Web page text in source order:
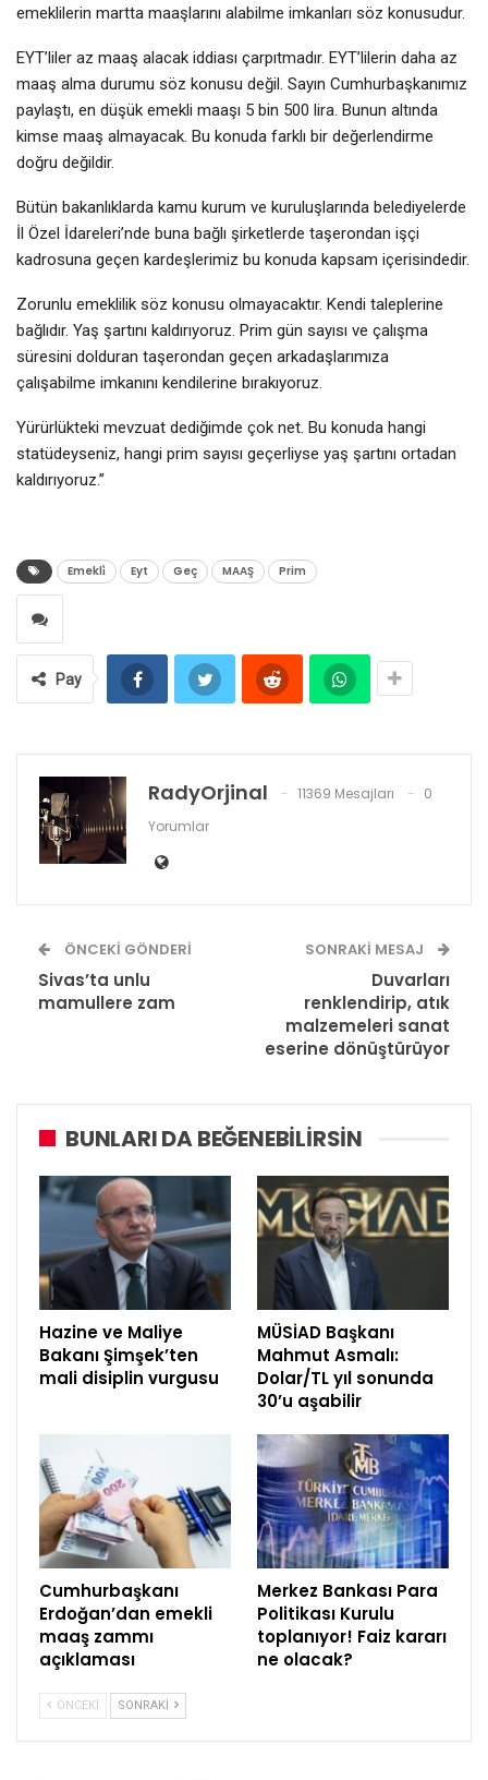
emeklilerin martta maaşlarını alabilme imkanları söz konusudur.
EYT’liler az maaş alacak iddiası çarpıtmadır. EYT’lilerin daha az
maaş alma durumu söz konusu değil. Sayın Cumhurbaşkanımız
paylaştı, en düşük emekli maaşı 5 bin 500 lira. Bunun altında
kimse maaş almayacak. Bu konuda farklı bir değerlendirme
doğru değildir.
Bütün bakanlıklarda kamu kurum ve kuruluşlarında belediyelerde
İl Özel İdareleri’nde buna bağlı şirketlerde taşerondan işçi
kadrosuna geçen kardeşlerimiz bu konuda kapsam içerisindedir.
Zorunlu emeklilik söz konusu olmayacaktır. Kendi taleplerine
bağlıdır. Yaş şartını kaldırıyoruz. Prim gün sayısı ve çalışma
süresini dolduran taşerondan geçen arkadaşlarımıza
çalışabilme imkanını kendilerine bırakıyoruz.
Yürürlükteki mevzuat dediğimde çok net. Bu konuda hangi
statüdeyseniz, hangi prim sayısı geçerliyse yaş şartını ortadan
kaldırıyoruz.”
Emekli̇ Eyt Geç MAAŞ Prim
Pay
RadyOrjinal 11369 Mesajları
0
Yorumlar
ÖNCEKI GÖNDERI
Sivas’ta unlu
mamullere zam
SONRAKI MESAJ
Duvarları
renklendirip, atık
malzemeleri sanat
eserine dönüştürüyor
BUNLARI DA BEĞENEBILIRSIN
Hazine ve Maliye
Bakanı Şimşek’ten
mali disiplin vurgusu
MÜSİAD Başkanı
Mahmut Asmalı:
Dolar/TL yıl sonunda
30’u aşabilir
Cumhurbaşkanı
Erdoğan’dan emekli
maaş zammı
açıklaması
Merkez Bankası Para
Politikası Kurulu
toplanıyor! Faiz kararı
ne olacak?
ÖNCEKI SONRAKI